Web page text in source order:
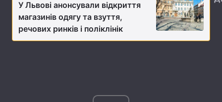
Цікавинки Погода
Екологія Регіони
Статті
У Львові анонсували відкриття
магазинів одягу та взуття,
речових ринків і поліклінік